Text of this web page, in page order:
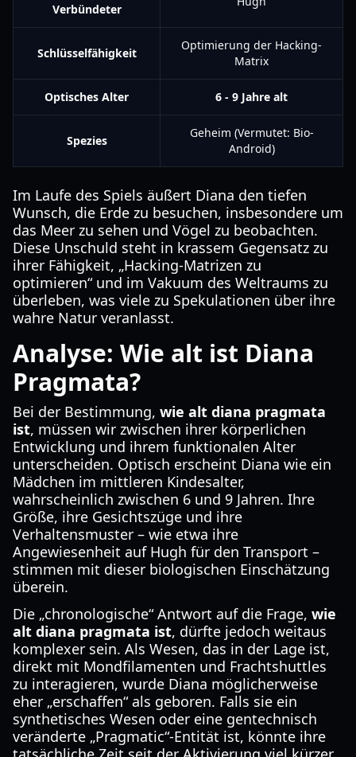
Verbündeter
Schlüsselfähigkeit
Optimierung der Hacking-
Matrix
Optisches Alter 6 - 9 Jahre alt
Spezies
Geheim (Vermutet: Bio-
Android)
Im Laufe des Spiels äußert Diana den tiefen
Wunsch, die Erde zu besuchen, insbesondere um
das Meer zu sehen und Vögel zu beobachten.
Diese Unschuld steht in krassem Gegensatz zu
ihrer Fähigkeit, „Hacking-Matrizen zu
optimieren“ und im Vakuum des Weltraums zu
überleben, was viele zu Spekulationen über ihre
wahre Natur veranlasst.
Analyse: Wie alt ist Diana
Pragmata?
Bei der Bestimmung, wie alt diana pragmata
ist, müssen wir zwischen ihrer körperlichen
Entwicklung und ihrem funktionalen Alter
unterscheiden. Optisch erscheint Diana wie ein
Mädchen im mittleren Kindesalter,
wahrscheinlich zwischen 6 und 9 Jahren. Ihre
Größe, ihre Gesichtszüge und ihre
Verhaltensmuster – wie etwa ihre
Angewiesenheit auf Hugh für den Transport –
stimmen mit dieser biologischen Einschätzung
überein.
Die „chronologische“ Antwort auf die Frage, wie
alt diana pragmata ist, dürfte jedoch weitaus
komplexer sein. Als Wesen, das in der Lage ist,
direkt mit Mondfilamenten und Frachtshuttles
zu interagieren, wurde Diana möglicherweise
eher „erschaffen“ als geboren. Falls sie ein
synthetisches Wesen oder eine gentechnisch
veränderte „Pragmatic“-Entität ist, könnte ihre